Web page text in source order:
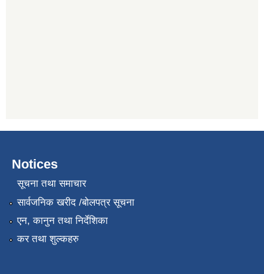
Notices
सूचना तथा समाचार
सार्वजनिक खरीद /बोलपत्र सूचना
एन, कानुन तथा निर्देशिका
कर तथा शुल्कहरु